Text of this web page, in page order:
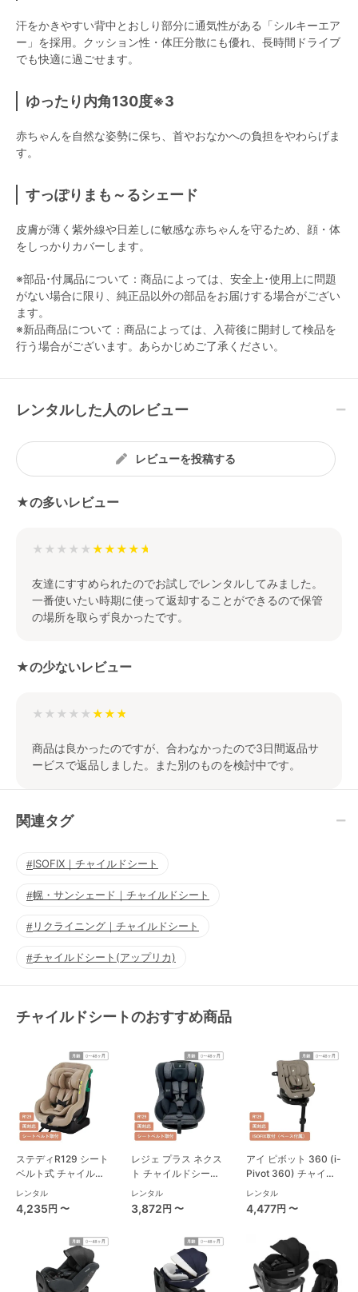
汗をかきやすい背中とおしり部分に通気性がある「シルキーエア
ー」を採用。クッション性・体圧分散にも優れ、長時間ドライブ
でも快適に過ごせます。
ゆったり内角130度※3
赤ちゃんを自然な姿勢に保ち、首やおなかへの負担をやわらげま
す。
すっぽりまも～るシェード
皮膚が薄く紫外線や日差しに敏感な赤ちゃんを守るため、顔・体
をしっかりカバーします。
※部品･付属品について：商品によっては、安全上･使用上に問題
がない場合に限り、純正品以外の部品をお届けする場合がござい
ます。
※新品商品について：商品によっては、入荷後に開封して検品を
行う場合がございます。あらかじめご了承ください。
レンタルした人のレビュー
レビューを投稿する
★の多いレビュー
★★★★★
友達にすすめられたのでお試しでレンタルしてみました。
一番使いたい時期に使って返却することができるので保管
の場所を取らず良かったです。
★の少ないレビュー
★★★★★
商品は良かったのですが、合わなかったので3日間返品サ
ービスで返品しました。また別のものを検討中です。
関連タグ
ISOFIX｜チャイルドシート
幌・サンシェード｜チャイルドシート
リクライニング｜チャイルドシート
チャイルドシート(アップリカ)
チャイルドシートのおすすめ商品
ステディR129 シート
ベルト式 チャイルド
シート ジョイー(joie)
レンタル
4,235円 〜
レジェ プラス ネクス
ト チャイルドシート
西松屋
レンタル
3,872円 〜
アイ ピボット 360 (i-
Pivot 360) チャイル
ドシート ジョイー
(joie)
レンタル
4,477円 〜